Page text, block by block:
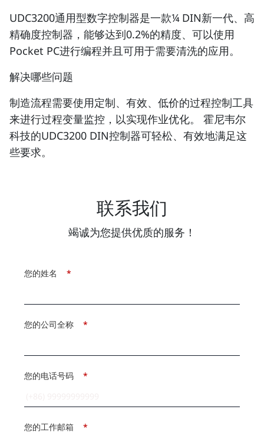
UDC3200通用型数字控制器是一款¼ DIN新一代、高
精确度控制器，能够达到0.2%的精度、可以使用
Pocket PC进行编程并且可用于需要清洗的应用。
解决哪些问题
制造流程需要使用定制、有效、低价的过程控制工具
来进行过程变量监控，以实现作业优化。 霍尼韦尔
科技的UDC3200 DIN控制器可轻松、有效地满足这
些要求。
联系我们
竭诚为您提供优质的服务！
*
您的姓名
*
您的公司全称
*
您的电话号码
*
您的工作邮箱